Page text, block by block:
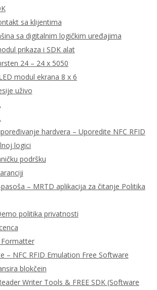
sa klijentima
sa digitalnim logičkim uređajima
prikaza i SDK alat
24 – 24 x 5050
modul ekrana 8 x 6
uživo
hardvera – Uporedite NFC RFID
logici
podršku
– MRTD aplikacija za čitanje Politika
politika privatnosti
Formatter
– NFC RFID Emulation Free Software
blokčein
Writer Tools & FREE SDK (Software